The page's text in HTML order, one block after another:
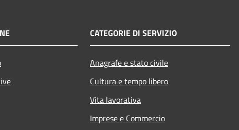
CATEGORIE DI SERVIZIO
Anagrafe e stato civile
Cultura e tempo libero
Vita lavorativa
Imprese e Commercio